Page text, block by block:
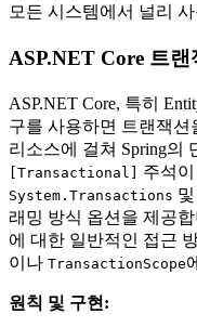
모든 시스템에서 널리
ASP.NET Core 트랜
ASP.NET Core, 특히
구를 사용하면 트랜잭
리소스에 걸쳐 Spring의
[Transactional] 주석
System.Transactions
래밍 방식 옵션을 제공
에 대한 일반적인 접근
이나 TransactionScope
원칙 및 구현: